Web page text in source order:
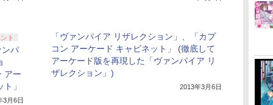
ト
ンパ
アー
」
3月6日
「ヴァンパイア リザレクション」、「カプ
コン アーケード キャビネット」 (徹底して
アーケード版を再現した「ヴァンパイア リ
ザレクション」)
2013年3月6日